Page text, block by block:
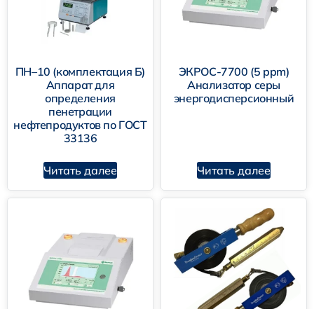
Октанометры ПЭ-7300
Аппарат ПЭ-ТВЗ
ИНПН SX-800
АН-2
ПН–10 (комплектация Б)
Аппарат для
определения
пенетрации
нефтепродуктов по ГОСТ
33136
Читать далее
ЭКРОС-7700 (5 ppm)
Анализатор серы
энергодисперсионный
Читать далее